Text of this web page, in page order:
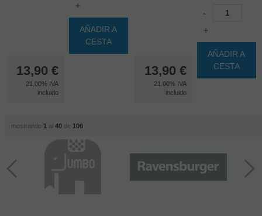
13,90 €
21.00% IVA
incluido
+
AÑADIR A
CESTA
13,90 €
21.00% IVA
incluido
-
+
AÑADIR A
CESTA
mostrando 1 al 40de 106